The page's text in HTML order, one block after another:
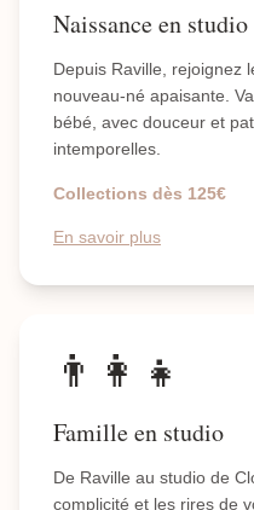
Naissance en studio
Depuis Raville, rejoignez
nouveau-né apaisante.
bébé, avec douceur et
intemporelles.
Collections dès 125€
En savoir plus
👨‍👩‍👧
Famille en studio
De Raville au studio de
complicité et les rires de